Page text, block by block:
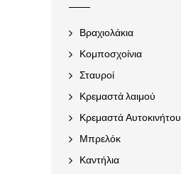
Βραχιολάκια
Κομποσχοίνια
Σταυροί
Κρεμαστά λαιμού
Κρεμαστά Αυτοκινήτου
Μπρελόκ
Καντήλια